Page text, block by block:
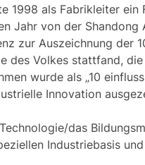
1998 als Fabrikleiter
Jahr von der
zur Auszeichnung der
Volkes stattfand,
wurde als „10
Innovation
das
Industriebasis